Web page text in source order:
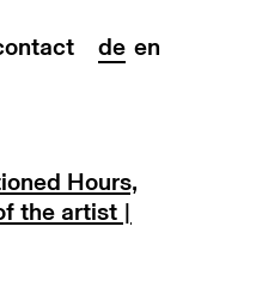
de en
a popup: